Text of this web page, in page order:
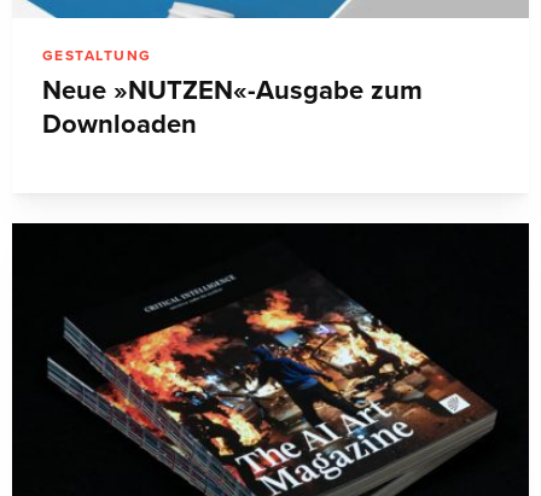
GESTALTUNG
Neue »NUTZEN«-Ausgabe zum
Downloaden